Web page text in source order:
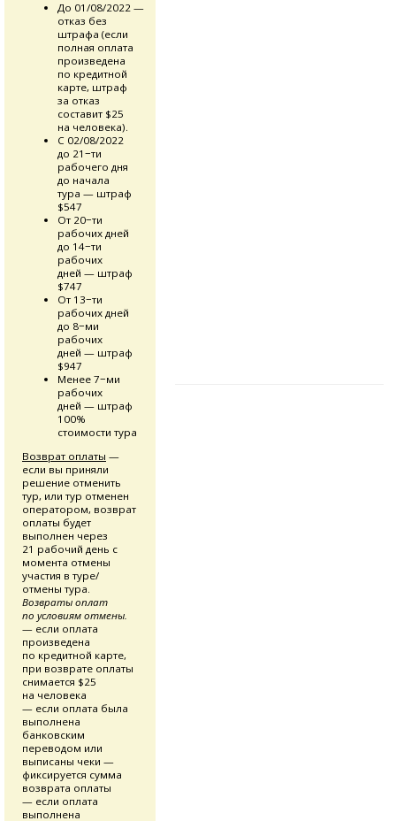
До 01/08/2022 —
отказ без
штрафа (если
полная оплата
произведена
по кредитной
карте, штраф
за отказ
составит $25
на человека).
С 02/08/2022
до 21−ти
рабочего дня
до начала
тура — штраф
$547
От 20−ти
рабочих дней
до 14−ти
рабочих
дней — штраф
$747
От 13−ти
рабочих дней
до 8−ми
рабочих
дней — штраф
$947
Менее 7−ми
рабочих
дней — штраф
100%
стоимости тура
Возврат оплаты —
если вы приняли
решение отменить
тур, или тур отменен
оператором, возврат
оплаты будет
выполнен через
21 рабочий день с
момента отмены
участия в туре/
отмены тура.
Возвраты оплат
по условиям отмены.
— если оплата
произведена
по кредитной карте,
при возврате оплаты
снимается $25
на человека
— если оплата была
выполнена
банковским
переводом или
выписаны чеки —
фиксируется сумма
возврата оплаты
— если оплата
выполнена